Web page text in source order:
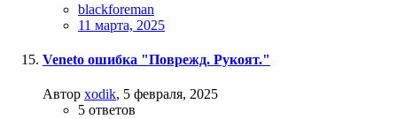
blackforeman
11 марта, 2025
Veneto ошибка "Поврежд. Рукоят."
Автор xodik, 5 февраля, 2025
5 ответов